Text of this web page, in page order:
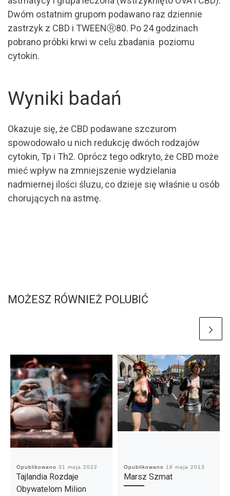
Dwóm ostatnim grupom podawano raz dziennie
zastrzyk z CBD i TWEENⓇ80. Po 24 godzinach
pobrano próbki krwi w celu zbadania poziomu
cytokin.
Wyniki badań
Okazuje się, że CBD podawane szczurom
spowodowało u nich redukcję dwóch rodzajów
cytokin, Tp i Th2. Oprócz tego odkryto, że CBD może
mieć wpływ na zmniejszenie wydzielania
nadmiernej ilości śluzu, co dzieje się właśnie u osób
chorujących na astmę.
MOŻESZ RÓWNIEŻ POLUBIĆ
Opublikowano 31 maja 2022
Tajlandia Rozdaje
Obywatelom Milion
Opublikowano 18 maja 2013
Marsz Szmat